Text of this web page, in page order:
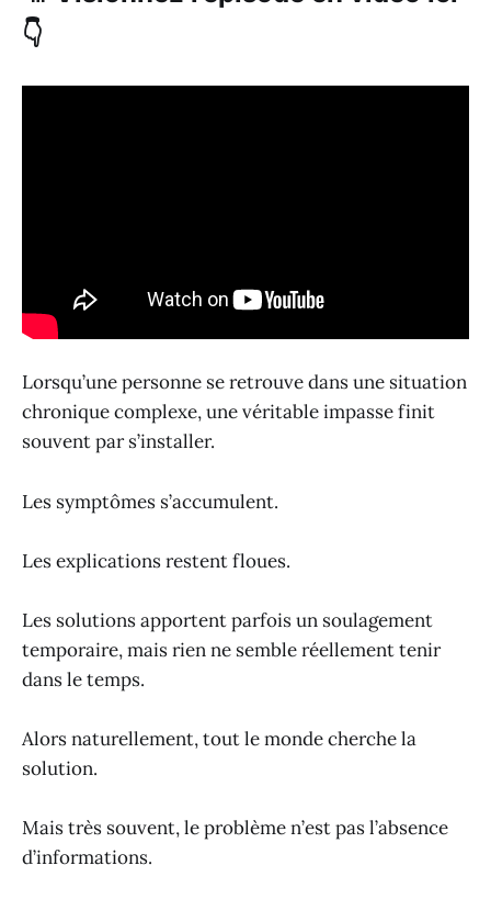
👇
Lorsqu’une personne se retrouve dans une situation
chronique complexe, une véritable impasse finit
souvent par s’installer.
Les symptômes s’accumulent.
Les explications restent floues.
Les solutions apportent parfois un soulagement
temporaire, mais rien ne semble réellement tenir
dans le temps.
Alors naturellement, tout le monde cherche la
solution.
Mais très souvent, le problème n’est pas l’absence
d’informations.